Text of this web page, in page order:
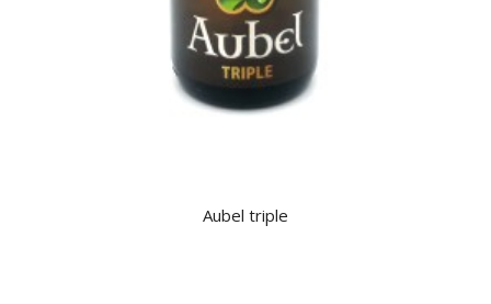
Aubel triple